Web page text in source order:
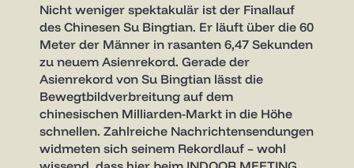
Nicht weniger spektakulär ist der Finallauf
des Chinesen Su Bingtian. Er läuft über die 60
Meter der Männer in rasanten 6,47 Sekunden
zu neuem Asienrekord. Gerade der
Asienrekord von Su Bingtian lässt die
Bewegtbildverbreitung auf dem
chinesischen Milliarden-Markt in die Höhe
schnellen. Zahlreiche Nachrichtensendungen
widmeten sich seinem Rekordlauf – wohl